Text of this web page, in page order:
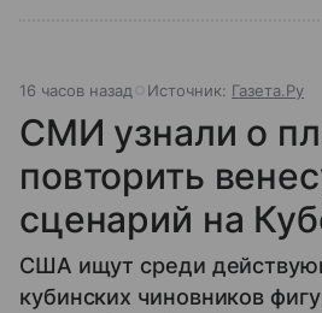
16 часов назад Источник: Газета.Ру
СМИ узнали о
повторить
сценарий на
США ищут среди
кубинских чиновников